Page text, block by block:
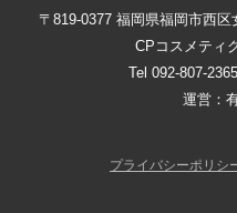
〒819-0377 福岡県福岡市西
CPコスメティ
Tel 092-807-
運営：
プライバシーポリシ